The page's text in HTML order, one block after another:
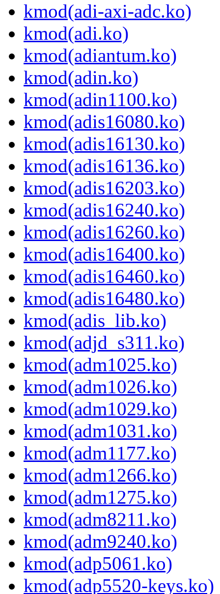
kmod(adi-axi-adc.ko)
kmod(adi.ko)
kmod(adiantum.ko)
kmod(adin.ko)
kmod(adin1100.ko)
kmod(adis16080.ko)
kmod(adis16130.ko)
kmod(adis16136.ko)
kmod(adis16203.ko)
kmod(adis16240.ko)
kmod(adis16260.ko)
kmod(adis16400.ko)
kmod(adis16460.ko)
kmod(adis16480.ko)
kmod(adis_lib.ko)
kmod(adjd_s311.ko)
kmod(adm1025.ko)
kmod(adm1026.ko)
kmod(adm1029.ko)
kmod(adm1031.ko)
kmod(adm1177.ko)
kmod(adm1266.ko)
kmod(adm1275.ko)
kmod(adm8211.ko)
kmod(adm9240.ko)
kmod(adp5061.ko)
kmod(adp5520-keys.ko)